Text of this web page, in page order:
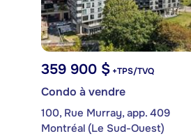
359 900 $ +TPS/TVQ
Condo à vendre
100, Rue Murray, app. 409
Montréal (Le Sud-Ouest)